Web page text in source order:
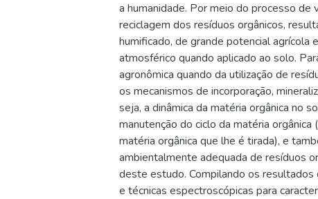
a humanidade. Por meio do processo
reciclagem dos resíduos orgânicos,
humificado, de grande potencial agrícola
atmosférico quando aplicado ao solo.
agronômica quando da utilização de
os mecanismos de incorporação,
seja, a dinâmica da matéria orgânica no
manutenção do ciclo da matéria
matéria orgânica que lhe é tirada), e
ambientalmente adequada de resíduos
deste estudo. Compilando os
e técnicas espectroscópicas para